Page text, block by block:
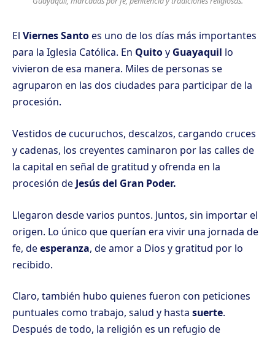
El Viernes Santoes uno de los días más importantes
para la Iglesia Católica. En Quitoy Guayaquil lo
vivieron de esa manera. Miles de personas se
agruparon en las dos ciudades para participar de la
procesión.
Vestidos de cucuruchos, descalzos, cargando cruces
y cadenas, los creyentes caminaron por las calles de
la capital en señal de gratitud y ofrenda en la
procesión de Jesús del Gran Poder.
Llegaron desde varios puntos. Juntos, sin importar el
origen. Lo único que querían era vivir una jornada de
fe, deesperanza, de amor a Dios y gratitud por lo
recibido.
Claro, también hubo quienes fueron con peticiones
puntuales como trabajo, salud y hasta suerte.
Después de todo, la religión es un refugio de